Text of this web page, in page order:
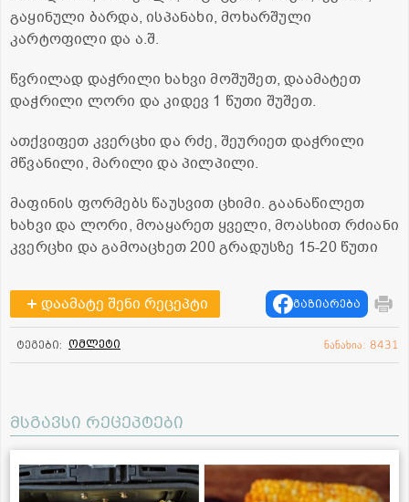
გაყინული ბარდა, ისპანახი, მოხარშული
კარტოფილი და ა.შ.
წვრილად დაჭრილი ხახვი მოშუშეთ, დაამატეთ
დაჭრილი ლორი და კიდევ 1 წუთი შუშეთ.
ათქვიფეთ კვერცხი და რძე, შეურიეთ დაჭრილი
მწვანილი, მარილი და პილპილი.
მაფინის ფორმებს წაუსვით ცხიმი. გაანაწილეთ
ხახვი და ლორი, მოაყარეთ ყველი, მოასხით რძიანი
კვერცხი და გამოაცხეთ 200 გრადუსზე 15-20 წუთი
დაამატე შენი რეცეპტი გაზიარება
ტეგები: ომლეტი ნანახია: 8431
მსგავსი რეცეპტები